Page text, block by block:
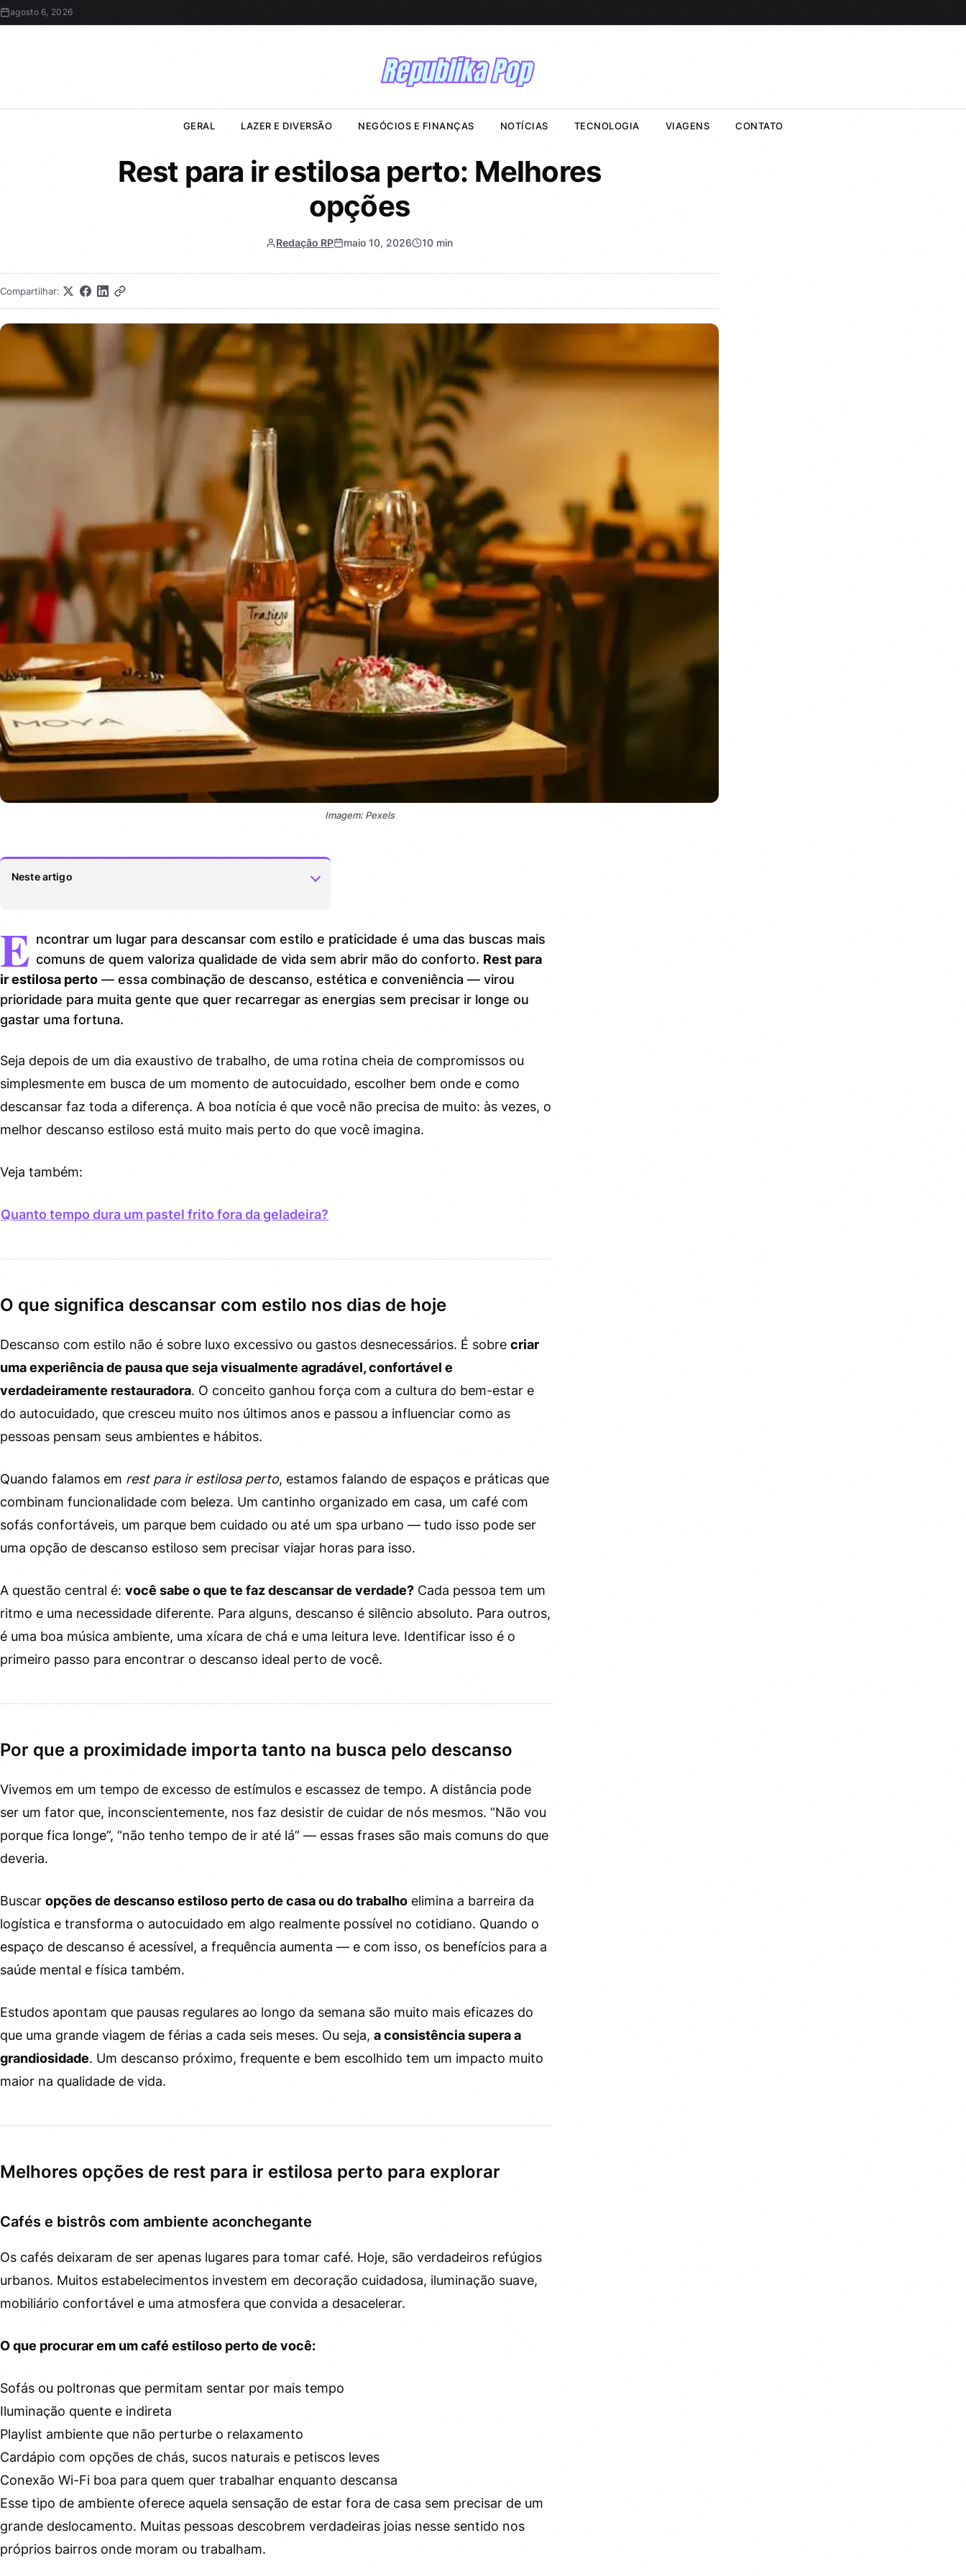
agosto 6, 2026
GERAL LAZER E DIVERSÃO NEGÓCIOS E FINANÇAS NOTÍCIAS TECNOLOGIA VIAGENS CONTATO
Rest para ir estilosa perto: Melhores
opções
Redação RP maio 10, 2026 10 min
Compartilhar:
Imagem: Pexels
Neste artigo
2.
Por que a proximidade importa tanto na busca pelo
descanso
3.
Melhores opções de rest para ir estilosa perto para
explorar
Spas urbanos e espaços de bem-estar
3.3. Parques, jardins e áreas verdes urbanas
Bibliotecas e espaços culturais
3.5. Estúdios de yoga, meditação e pilates
casa
4.3. Cuide da iluminação e dos aromas
4.4. Desligue o excesso de informação
5.
Rest para ir estilosa perto: o papel da alimentação no
descanso
6.
Dicas práticas para transformar qualquer pausa em
descanso estiloso
para você
8. Cuidar de você é o melhor investimento que existe
E ncontrar um lugar para descansar com estilo e praticidade é uma das buscas mais
comuns de quem valoriza qualidade de vida sem abrir mão do conforto. Rest para
ir estilosa perto — essa combinação de descanso, estética e conveniência — virou
prioridade para muita gente que quer recarregar as energias sem precisar ir longe ou
gastar uma fortuna.
Seja depois de um dia exaustivo de trabalho, de uma rotina cheia de compromissos ou
simplesmente em busca de um momento de autocuidado, escolher bem onde e como
descansar faz toda a diferença. A boa notícia é que você não precisa de muito: às vezes, o
melhor descanso estiloso está muito mais perto do que você imagina.
Veja também:
Quanto tempo dura um pastel frito fora da geladeira?
O que significa descansar com estilo nos dias de hoje
Descanso com estilo não é sobre luxo excessivo ou gastos desnecessários. É sobre criar
uma experiência de pausa que seja visualmente agradável, confortável e
verdadeiramente restauradora. O conceito ganhou força com a cultura do bem-estar e
do autocuidado, que cresceu muito nos últimos anos e passou a influenciar como as
pessoas pensam seus ambientes e hábitos.
Quando falamos em rest para ir estilosa perto, estamos falando de espaços e práticas que
combinam funcionalidade com beleza. Um cantinho organizado em casa, um café com
sofás confortáveis, um parque bem cuidado ou até um spa urbano — tudo isso pode ser
uma opção de descanso estiloso sem precisar viajar horas para isso.
A questão central é: você sabe o que te faz descansar de verdade? Cada pessoa tem um
ritmo e uma necessidade diferente. Para alguns, descanso é silêncio absoluto. Para outros,
é uma boa música ambiente, uma xícara de chá e uma leitura leve. Identificar isso é o
primeiro passo para encontrar o descanso ideal perto de você.
Por que a proximidade importa tanto na busca pelo descanso
Vivemos em um tempo de excesso de estímulos e escassez de tempo. A distância pode
ser um fator que, inconscientemente, nos faz desistir de cuidar de nós mesmos. “Não vou
porque fica longe”, “não tenho tempo de ir até lá” — essas frases são mais comuns do que
deveria.
Buscar opções de descanso estiloso perto de casa ou do trabalho elimina a barreira da
logística e transforma o autocuidado em algo realmente possível no cotidiano. Quando o
espaço de descanso é acessível, a frequência aumenta — e com isso, os benefícios para a
saúde mental e física também.
Estudos apontam que pausas regulares ao longo da semana são muito mais eficazes do
que uma grande viagem de férias a cada seis meses. Ou seja, a consistência supera a
grandiosidade. Um descanso próximo, frequente e bem escolhido tem um impacto muito
maior na qualidade de vida.
Melhores opções de rest para ir estilosa perto para explorar
Cafés e bistrôs com ambiente aconchegante
Os cafés deixaram de ser apenas lugares para tomar café. Hoje, são verdadeiros refúgios
urbanos. Muitos estabelecimentos investem em decoração cuidadosa, iluminação suave,
mobiliário confortável e uma atmosfera que convida a desacelerar.
O que procurar em um café estiloso perto de você:
Sofás ou poltronas que permitam sentar por mais tempo
Iluminação quente e indireta
Playlist ambiente que não perturbe o relaxamento
Cardápio com opções de chás, sucos naturais e petiscos leves
Conexão Wi-Fi boa para quem quer trabalhar enquanto descansa
Esse tipo de ambiente oferece aquela sensação de estar fora de casa sem precisar de um
grande deslocamento. Muitas pessoas descobrem verdadeiras joias nesse sentido nos
próprios bairros onde moram ou trabalham.